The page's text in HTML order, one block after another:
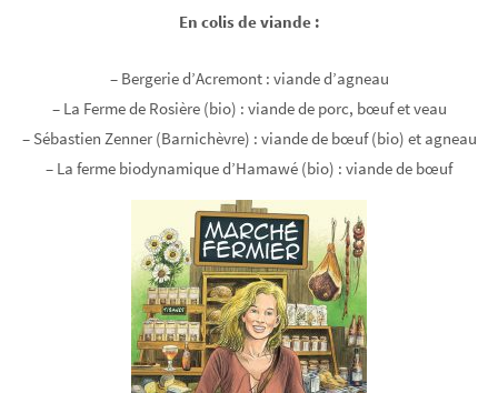
En colis de viande :
– Bergerie d’Acremont : viande d’agneau
– La Ferme de Rosière (bio) : viande de porc, bœuf et veau
– Sébastien Zenner (Barnichèvre) : viande de bœuf (bio) et agneau
– La ferme biodynamique d’Hamawé (bio) : viande de bœuf